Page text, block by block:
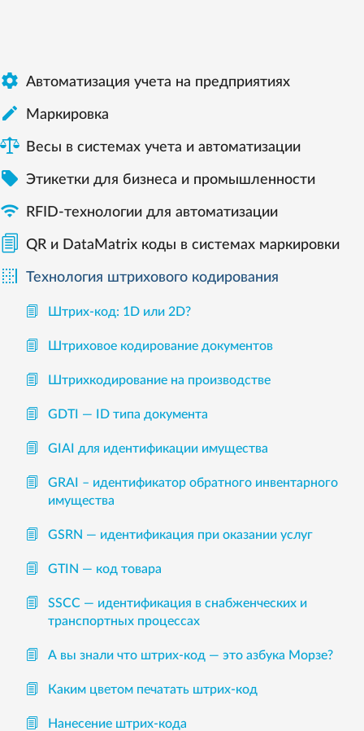
 Автоматизация учета на предприятиях
 Маркировка
Весы в системах учета и автоматизации
 Этикетки для бизнеса и промышленности
 RFID-технологии для автоматизации
QR и DataMatrix коды в системах маркировки
 Технология штрихового кодирования
Штрих-код: 1D или 2D?
Штриховое кодирование документов
Штрихкодирование на производстве
GDTI — ID типа документа
GIAI для идентификации имущества
GRAI – идентификатор обратного инвентарного
имущества
GSRN — идентификация при оказании услуг
GTIN — код товара
SSCC — идентификация в снабженческих и
транспортных процессах
А вы знали что штрих-код — это азбука Морзе?
Каким цветом печатать штрих-код
Нанесение штрих-кода